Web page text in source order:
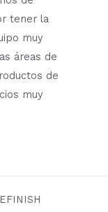
tener la
muy
áreas de
de
muy